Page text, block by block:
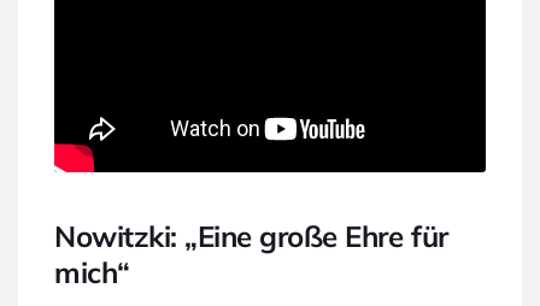
Nowitzki: „Eine große Ehre für
mich“